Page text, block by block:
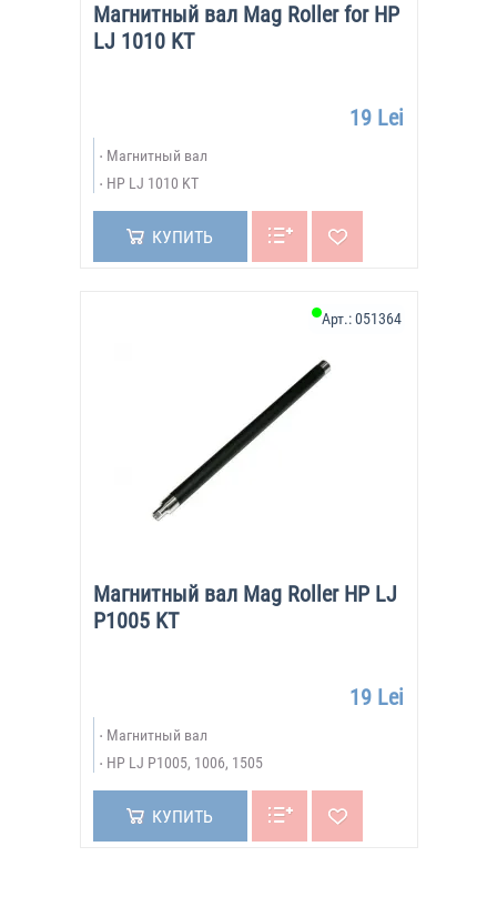
Магнитный вал Mag Roller for HP
LJ 1010 KT
19 Lei
Магнитный вал
HP LJ 1010 KT
КУПИТЬ
Магнитный вал Mag Roller HP LJ
P1005 KT
Арт.:051364
19 Lei
Магнитный вал
HP LJ P1005, 1006, 1505
КУПИТЬ